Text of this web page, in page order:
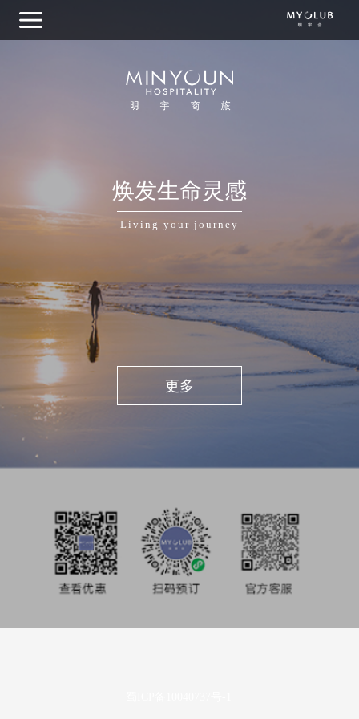
集团概览
目的地探索
商务出行
私享旅行
酒店业主
媒体中心
使用条款及隐私声明
焕发生命灵感
Living your journey
更多